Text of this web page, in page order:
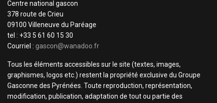
Centre national gascon
378 route de Crieu
09100 Villeneuve du Paréage
tel : +33 5 61 60 15 30
Courriel : gascon@wanadoo.fr
Tous les éléments accessibles sur le site (textes, images,
graphismes, logos etc.) restent la propriété exclusive du Groupe
Gasconne des Pyrénées. Toute reproduction, représentation,
modification, publication, adaptation de tout ou partie des